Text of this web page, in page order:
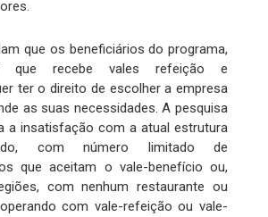
que os beneficiários do programa,
que recebe vales refeição e
ter o direito de escolher a empresa
as suas necessidades. A pesquisa
a insatisfação com a atual estrutura
com número limitado de
que aceitam o vale-benefício ou,
com nenhum restaurante ou
com vale-refeição ou vale-